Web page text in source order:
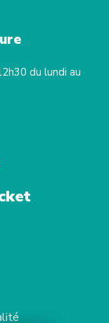
du lundi au